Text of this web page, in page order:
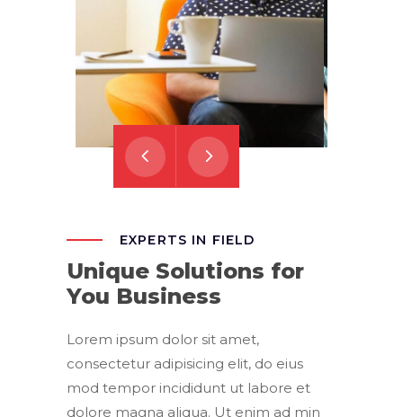
EXPERTS IN FIELD
Unique Solutions for
You Business
Lorem ipsum dolor sit amet,
consectetur adipisicing elit, do eius
mod tempor incididunt ut labore et
dolore magna aliqua. Ut enim ad min